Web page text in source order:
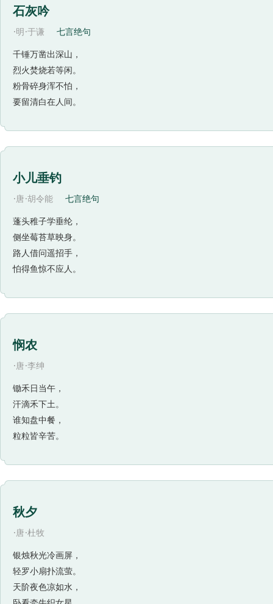
石灰吟
·明 ·于谦 七言绝句
千锤万凿出深山，
烈火焚烧若等闲。
粉骨碎身浑不怕，
要留清白在人间。
小儿垂钓
·唐·胡令能 七言绝句
蓬头稚子学垂纶，
侧坐莓苔草映身。
路人借问遥招手，
怕得鱼惊不应人。
悯农
·唐·李绅
锄禾日当午，
汗滴禾下土。
谁知盘中餐，
粒粒皆辛苦。
秋夕
·唐·杜牧
银烛秋光冷画屏，
轻罗小扇扑流萤。
天阶夜色凉如水，